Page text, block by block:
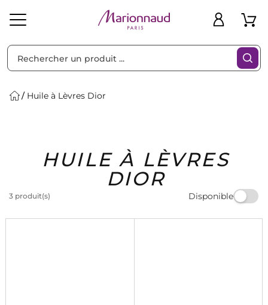
Solaire Homme Marques Idées
Cadeaux
Bons
Plans
Huile à Lèvres Dior
HUILE À LÈVRES
DIOR
3 produit(s) Disponible
Filtres